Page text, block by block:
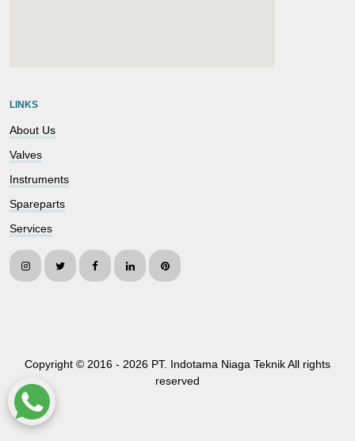
LINKS
About Us
Valves
Instruments
Spareparts
Services
Copyright © 2016 - 2026 PT. Indotama Niaga Teknik All rights
reserved